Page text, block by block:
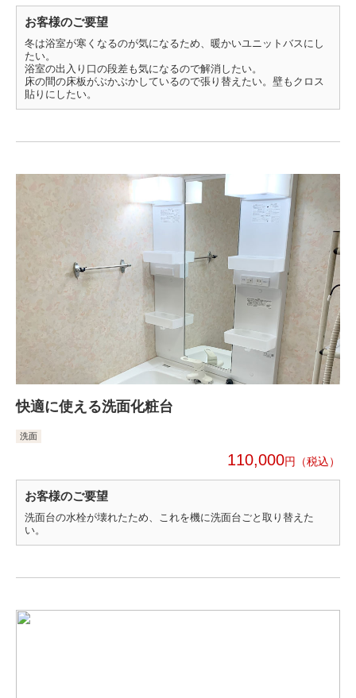
お客様のご要望
冬は浴室が寒くなるのが気になるため、暖かいユニットバスにし
たい。
浴室の出入り口の段差も気になるので解消したい。
床の間の床板がぶかぶかしているので張り替えたい。壁もクロス
貼りにしたい。
快適に使える洗面化粧台
洗面
110,000円
お客様のご要望
洗面台の水栓が壊れたため、これを機に洗面台ごと取り替えた
い。